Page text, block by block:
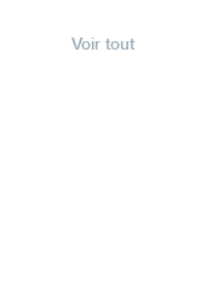
Voir tout